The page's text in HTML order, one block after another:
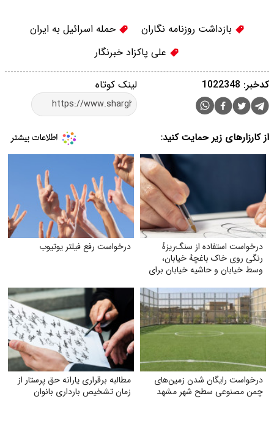
بازداشت روزنامه نگاران
حمله اسرائیل به ایران
علی پاکزاد خبرنگار
لینک کوتاه کدخبر: 1022348
از کارزارهای زیر حمایت کنید:
درخواست استفاده از سنگ‌ریزهٔ
رنگی روی خاک باغچهٔ خیابان،
وسط خیابان و حاشیه خیابان برای
درخواست رفع فیلتر یوتیوب
درخواست رایگان شدن زمین‌های
چمن مصنوعی سطح شهر مشهد
مطالبه برقراری یارانه حق پرستار از
زمان تشخیص بارداری بانوان